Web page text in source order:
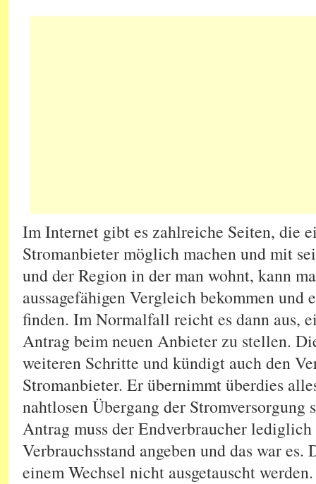
Im Internet gibt es zahlreiche Seiten, die
Stromanbieter möglich machen und mit
und der Region in der man wohnt, kann
aussagefähigen Vergleich bekommen und
finden. Im Normalfall reicht es dann aus,
Antrag beim neuen Anbieter zu stellen.
weiteren Schritte und kündigt auch den
Stromanbieter. Er übernimmt überdies
nahtlosen Übergang der Stromversorgung
Antrag muss der Endverbraucher
Verbrauchsstand angeben und das war es.
einem Wechsel nicht ausgetauscht werden.